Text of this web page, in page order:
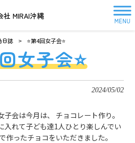
MENU
日誌 > ⭐️第4回女子会⭐️
女子会⭐️
2024/05/02
会は今月は、 チョコレート作り。
入れて子ども達1人ひとり楽しんでい
作ったチョコをいただきました。